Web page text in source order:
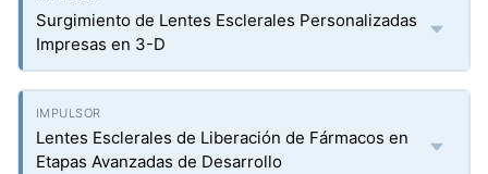
Surgimiento de Lentes Esclerales Personalizadas
Impresas en 3-D
Lentes Esclerales de Liberación de Fármacos en
Etapas Avanzadas de Desarrollo